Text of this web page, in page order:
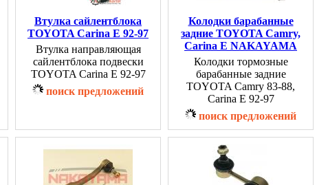
Втулка сайлентблока
TOYOTA Carina E 92-97
Втулка направляющая
сайлентблока подвески
TOYOTA Carina E 92-97
поиск предложений
Колодки барабанные
задние TOYOTA Camry,
Carina E NAKAYAMA
Колодки тормозные
барабанные задние
TOYOTA Camry 83-88,
Carina E 92-97
поиск предложений